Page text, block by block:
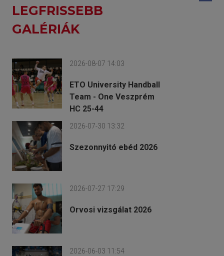
LEGFRISSEBB
GALÉRIÁK
2026-08-07 14:03
ETO University Handball
Team - One Veszprém
HC 25-44
2026-07-30 13:32
Szezonnyitó ebéd 2026
2026-07-27 17:29
Orvosi vizsgálat 2026
2026-06-03 11:54